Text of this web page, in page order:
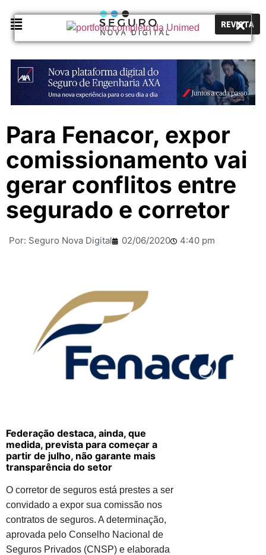
REVISTA
Para Fenacor, expor
comissionamento vai
gerar conflitos entre
segurado e corretor
Por: Seguro Nova Digital 02/06/2020 4:40 pm
Federação destaca, ainda, que
medida, prevista para começar a
partir de julho, não garante mais
transparência do setor
O corretor de seguros está prestes a ser
convidado a expor sua comissão nos
contratos de seguros. A determinação,
aprovada pelo Conselho Nacional de
Seguros Privados (CNSP) e elaborada